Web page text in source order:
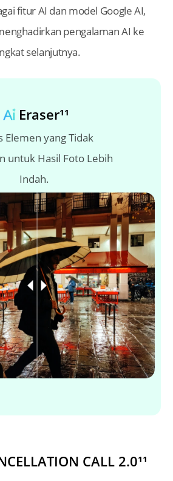
Elemen yang Tidak
untuk Hasil Foto Lebih
Indah.
Eraser¹¹
fitur AI dan model Google AI,
pengalaman AI ke
selanjutnya.
CALL 2.0¹¹